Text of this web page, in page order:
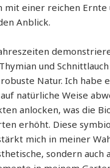
mit einer reichen Ernte
Anblick.
und
Natur. Ich habe
natürliche Weise
anlocken, was die
erhöht. Diese
mich in meiner
sondern auch